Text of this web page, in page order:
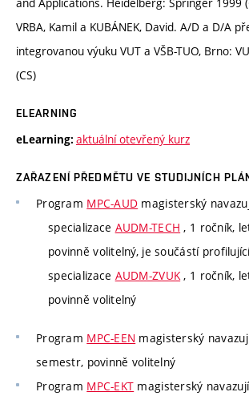
VRBA, Kamil a KUBÁNEK, David. A/D a D/A
integrovanou výuku VUT a VŠB-TUO, Brno:
(CS)
ELEARNING
eLearning: aktuální otevřený kurz
ZAŘAZENÍ PŘEDMĚTU VE STUDIJNÍCH
Program MPC-AUD magisterský
specializace AUDM-TECH , 1 ročník,
povinně volitelný, je součástí
specializace AUDM-ZVUK, 1 ročník,
povinně volitelný
Program MPC-EEN magisterský
semestr, povinně volitelný
Program MPC-EKT magisterský